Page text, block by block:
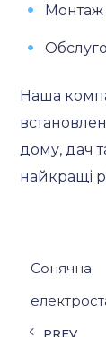
Монтаж
Наша
дому, дач
найкращі
Сонячна
PREV